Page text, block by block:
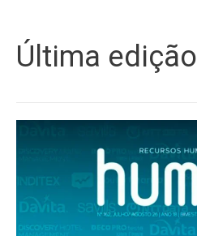
Última edição